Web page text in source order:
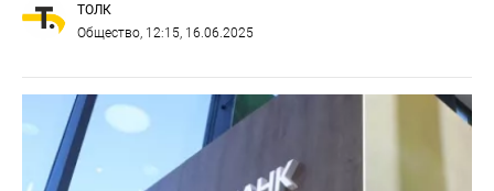
ТОЛК
Общество , 12:15, 16.06.2025